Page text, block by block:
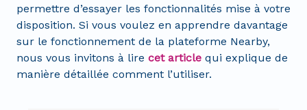
permettre d’essayer les fonctionnalités mise à votre
disposition. Si vous voulez en apprendre davantage
sur le fonctionnement de la plateforme Nearby,
nous vous invitons à lire cet article qui explique de
manière détaillée comment l’utiliser.